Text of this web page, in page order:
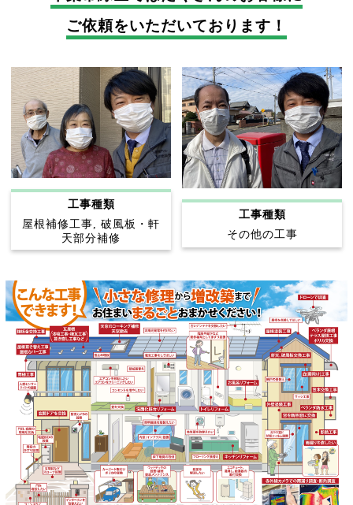
ご依頼をいただいております！
工事種類
屋根補修工事, 破風板・軒
天部分補修
工事種類
その他の工事